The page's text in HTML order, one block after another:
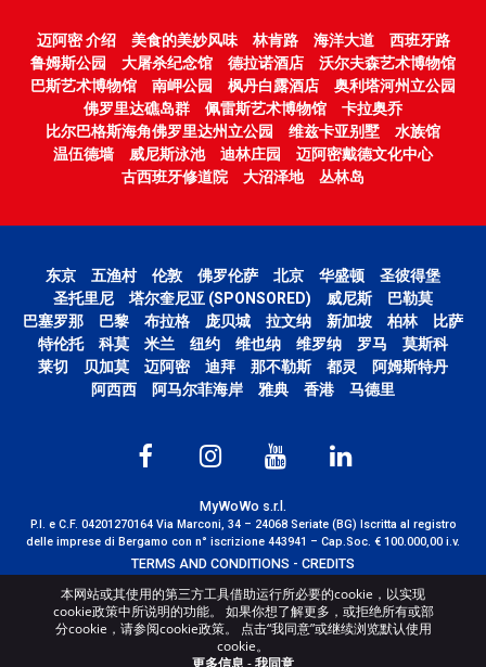
迈阿密 介绍 美食的美妙风味 林肯路 海洋大道
西班牙路
鲁姆斯公园
大屠杀纪念馆 德拉诺酒店
沃尔夫森艺术博物馆
巴斯艺术博物馆
南岬公园 枫丹白露酒店
奥利塔河州立公园
佛罗里达礁岛群
佩雷斯艺术博物馆
卡拉奥乔
比尔巴格斯海角佛罗里达州立公园
维兹卡亚别墅
水族馆
温伍德墙
威尼斯泳池 迪林庄园
迈阿密戴德文化中心
古西班牙修道院
大沼泽地 丛林岛
东京 五渔村 伦敦 佛罗伦萨 北京 华盛顿
圣彼得堡
圣托里尼
塔尔奎尼亚 (SPONSORED) 威尼斯
巴勒莫
巴塞罗那
巴黎 布拉格 庞贝城 拉文纳 新加坡 柏林
比萨
特伦托
科莫 米兰 纽约 维也纳 维罗纳 罗马
莫斯科
莱切
贝加莫 迈阿密 迪拜 那不勒斯 都灵
阿姆斯特丹
阿西西
阿马尔菲海岸 雅典 香港 马德里
MyWoWo s.r.l.
P.I. e C.F. 04201270164 Via Marconi, 34 – 24068 Seriate (BG) Iscritta al registro
delle imprese di Bergamo con n° iscrizione 443941 – Cap.Soc. € 100.000,00 i.v.
TERMS AND CONDITIONS - CREDITS
本网站或其使用的第三方工具借助运行所必要的cookie，以实现
cookie政策中所说明的功能。 如果你想了解更多，或拒绝所有或部
分cookie，请参阅cookie政策。 点击“我同意”或继续浏览默认使用
cookie。
更多信息 -我同意